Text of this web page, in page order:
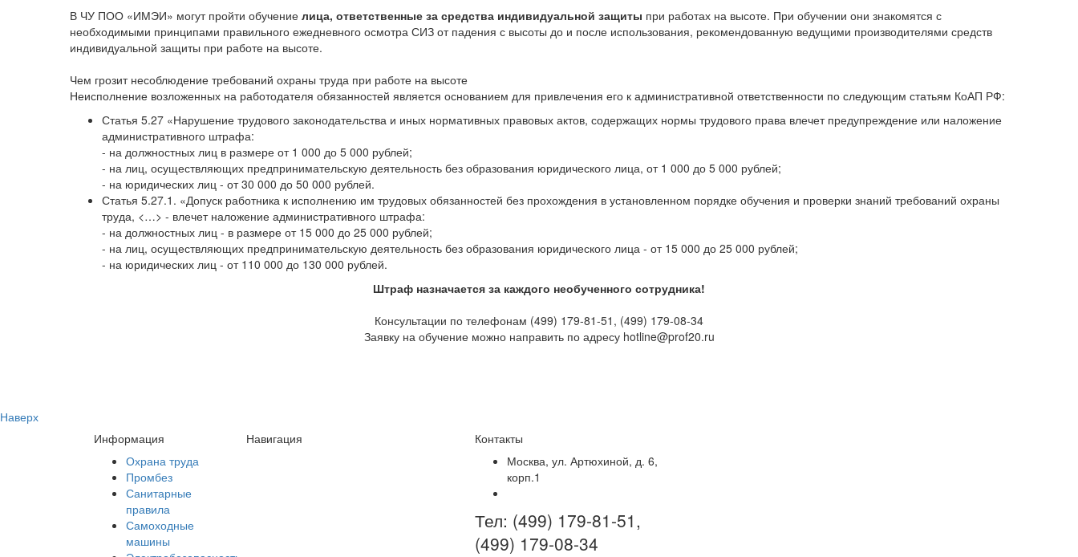
В ЧУ ПОО «ИМЭИ» могут пройти обучение лица, ответственные за средства индивидуальной защиты при работах на высоте. При обучении они знакомятся с
необходимыми принципами правильного ежедневного осмотра СИЗ от падения с высоты до и после использования, рекомендованную ведущими производителями средств
индивидуальной защиты при работе на высоте.
Чем грозит несоблюдение требований охраны труда при работе на высоте
Неисполнение возложенных на работодателя обязанностей является основанием для привлечения его к административной ответственности по следующим статьям КоАП РФ:
Статья 5.27 «Нарушение трудового законодательства и иных нормативных правовых актов, содержащих нормы трудового права влечет предупреждение или наложение
административного штрафа:
- на должностных лиц в размере от 1 000 до 5 000 рублей;
- на лиц, осуществляющих предпринимательскую деятельность без образования юридического лица, от 1 000 до 5 000 рублей;
- на юридических лиц - от 30 000 до 50 000 рублей.
Статья 5.27.1. «Допуск работника к исполнению им трудовых обязанностей без прохождения в установленном порядке обучения и проверки знаний требований охраны
труда, <…> - влечет наложение административного штрафа:
- на должностных лиц - в размере от 15 000 до 25 000 рублей;
- на лиц, осуществляющих предпринимательскую деятельность без образования юридического лица - от 15 000 до 25 000 рублей;
- на юридических лиц - от 110 000 до 130 000 рублей.
Штраф назначается за каждого необученного сотрудника!
Консультации по телефонам (499) 179-81-51, (499) 179-08-34
Заявку на обучение можно направить по адресу hotline@prof20.ru
Наверх
Информация
Охрана труда
Промбез
Санитарные
правила
Самоходные
машины
Навигация
Контакты
Москва, ул. Артюхиной, д. 6,
корп.1
Тел: (499) 179-81-51,
(499) 179-08-34